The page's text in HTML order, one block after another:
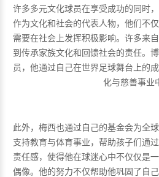
许多多元文化球员在享受成功的同时
作为文化和社会的代表人物，他们不
需要在社会上发挥积极影响。许多来
到传承家族文化和回馈社会的责任。
员，他通过自己在世界足球舞台上的
化与慈善事业
此外，梅西也通过自己的基金会为全
支持教育与体育事业，帮助孩子们通
责任感，使得他在球迷心中不仅仅是
偶像。他的努力不仅帮助他巩固了自